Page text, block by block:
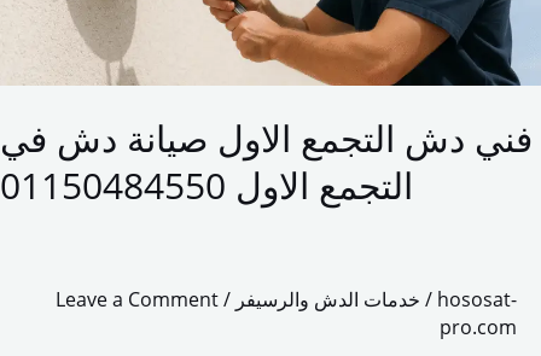
فني دش التجمع الاول صيانة دش في
التجمع الاول 01150484550
Leave a Comment/ خدمات الدش والرسيفر / hososat-
pro.com
01150484550